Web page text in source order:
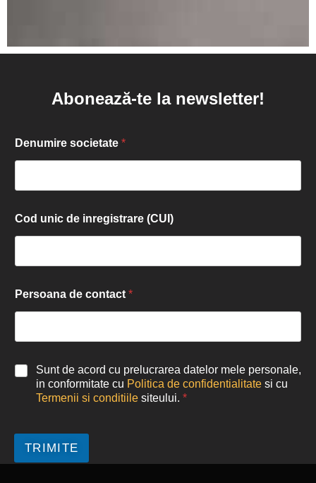
Abonează-te la newsletter!
Denumire societate *
Cod unic de inregistrare (CUI)
Persoana de contact *
Sunt de acord cu prelucrarea datelor mele personale,
in conformitate cu Politica de confidentialitate si cu
Termenii si conditiile siteului. *
TRIMITE